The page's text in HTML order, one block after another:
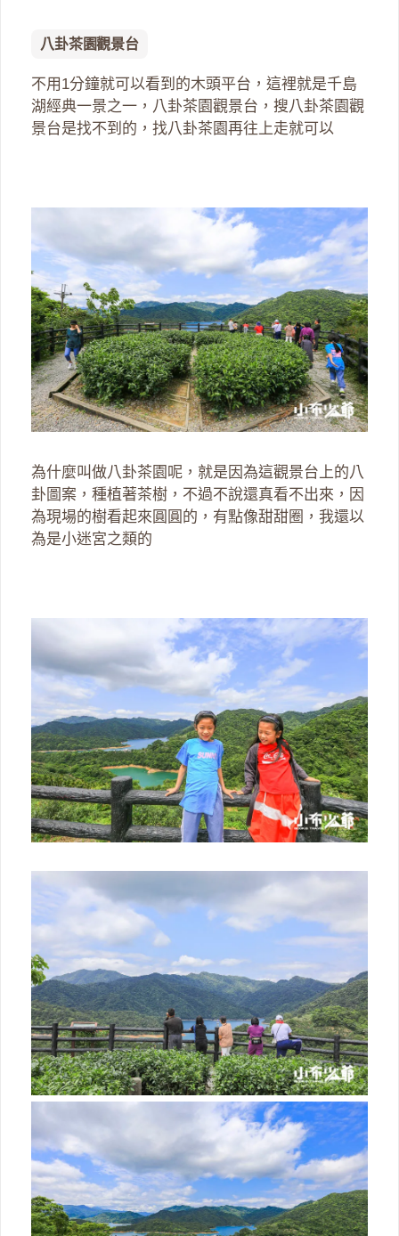
八卦茶園觀景台
不用1分鐘就可以看到的木頭平台，這裡就是千島
湖經典一景之一，八卦茶園觀景台，搜八卦茶園觀
景台是找不到的，找八卦茶園再往上走就可以
為什麼叫做八卦茶園呢，就是因為這觀景台上的八
卦圖案，種植著茶樹，不過不說還真看不出來，因
為現場的樹看起來圓圓的，有點像甜甜圈，我還以
為是小迷宮之類的